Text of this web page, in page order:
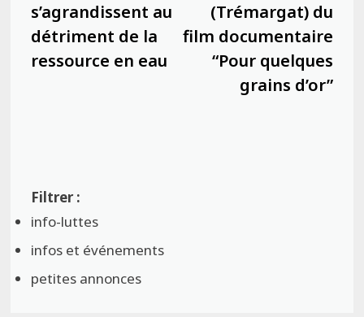
s’agrandissent au
détriment de la
ressource en eau
(Trémargat) du
film documentaire
“Pour quelques
grains d’or”
info-luttes
infos et événements
petites annonces